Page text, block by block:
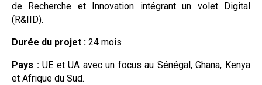
de Recherche et Innovation intégrant un volet Digital
(R&IID).
Durée du projet : 24 mois
Pays :UE et UA avec un focus au Sénégal, Ghana, Kenya
et Afrique du Sud.